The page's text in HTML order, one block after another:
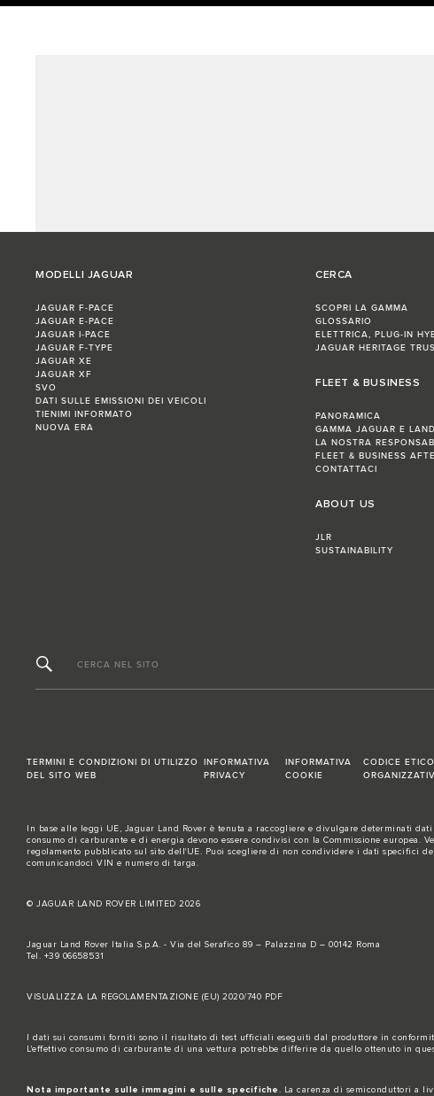
MODELLI JAGUAR
JAGUAR F-PACE
JAGUAR E-PACE
JAGUAR I-PACE
JAGUAR F-TYPE
JAGUAR XE
JAGUAR XF
SVO
DATI SULLE EMISSIONI DEI VEICOLI
TIENIMI INFORMATO
NUOVA ERA
CERCA
SCOPRI LA GAMMA
GLOSSARIO
ELETTRICA, PLUG-IN
JAGUAR HERITAGE
FLEET & BUSINESS
PANORAMICA
GAMMA JAGUAR E
LA NOSTRA
FLEET & BUSINESS
CONTATTACI
ABOUT US
JLR
SUSTAINABILITY
CERCA NEL SITO
TERMINI E CONDIZIONI DI UTILIZZO
DEL SITO WEB
INFORMATIVA
PRIVACY
INFORMATIVA
COOKIE
CODICE
In base alle leggi UE, Jaguar Land Rover è tenuta a raccogliere e divulgare determinati
consumo di carburante e di energia devono essere condivisi con la Commissione
regolamento pubblicato sul sito dell'UE. Puoi scegliere di non condividere i dati specifici
comunicandoci VIN e numero di targa.
© JAGUAR LAND ROVER LIMITED 2026
Jaguar Land Rover Italia S.p.A. - Via del Serafico 89 – Palazzina D – 00142 Roma
Tel. +39 06658531
VISUALIZZA LA REGOLAMENTAZIONE (EU) 2020/740 PDF
I dati sui consumi forniti sono il risultato di test ufficiali eseguiti dal produttore in
L'effettivo consumo di carburante di una vettura potrebbe differire da quello ottenuto in
Nota importante sulle immagini e sulle specifiche . La carenza di semiconduttori a